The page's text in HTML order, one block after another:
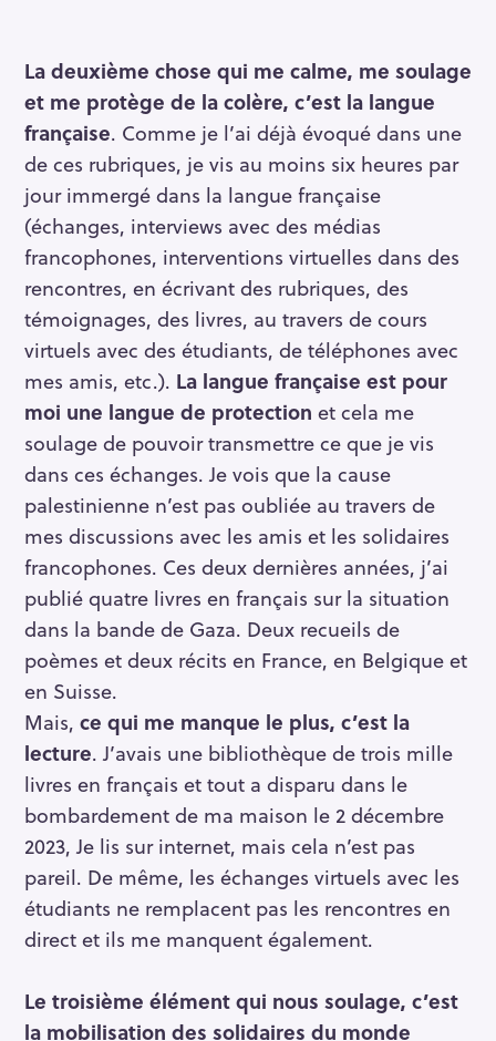
La deuxième chose qui me calme, me soulage
et me protège de la colère, c’est la langue
française. Comme je l’ai déjà évoqué dans une
de ces rubriques, je vis au moins six heures par
jour immergé dans la langue française
(échanges, interviews avec des médias
francophones, interventions virtuelles dans des
rencontres, en écrivant des rubriques, des
témoignages, des livres, au travers de cours
virtuels avec des étudiants, de téléphones avec
mes amis, etc.). La langue française est pour
moi une langue de protection et cela me
soulage de pouvoir transmettre ce que je vis
dans ces échanges. Je vois que la cause
palestinienne n’est pas oubliée au travers de
mes discussions avec les amis et les solidaires
francophones. Ces deux dernières années, j’ai
publié quatre livres en français sur la situation
dans la bande de Gaza. Deux recueils de
poèmes et deux récits en France, en Belgique et
en Suisse.
Mais, ce qui me manque le plus, c’est la
lecture. J’avais une bibliothèque de trois mille
livres en français et tout a disparu dans le
bombardement de ma maison le 2 décembre
2023, Je lis sur internet, mais cela n’est pas
pareil. De même, les échanges virtuels avec les
étudiants ne remplacent pas les rencontres en
direct et ils me manquent également.
Le troisième élément qui nous soulage, c’est
la mobilisation des solidaires du monde